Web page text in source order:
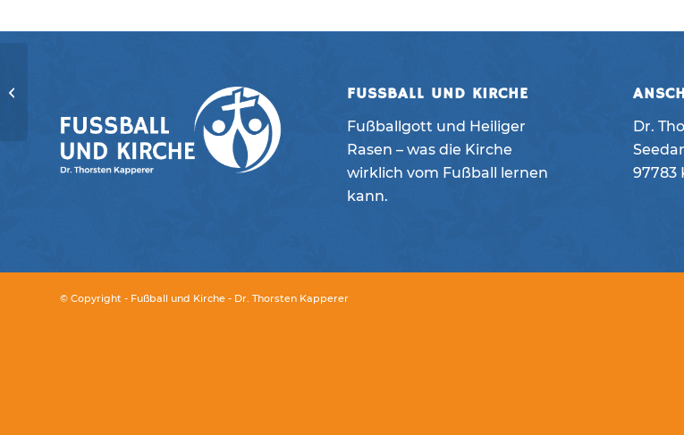
FUSSBALL UND KIRCHE
Fußballgott und Heiliger
Rasen – was die Kirche
wirklich vom Fußball lernen
kann.
Dr.
97783
© Copyright - Fußball und Kirche - Dr. Thorsten Kapperer